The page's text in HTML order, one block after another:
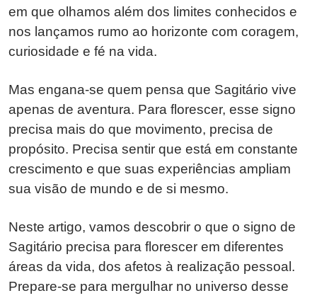
em que olhamos além dos limites conhecidos e
nos lançamos rumo ao horizonte com coragem,
curiosidade e fé na vida.
Mas engana-se quem pensa que Sagitário vive
apenas de aventura. Para florescer, esse signo
precisa mais do que movimento, precisa de
propósito. Precisa sentir que está em constante
crescimento e que suas experiências ampliam
sua visão de mundo e de si mesmo.
Neste artigo, vamos descobrir o que o signo de
Sagitário precisa para florescer em diferentes
áreas da vida, dos afetos à realização pessoal.
Prepare-se para mergulhar no universo desse